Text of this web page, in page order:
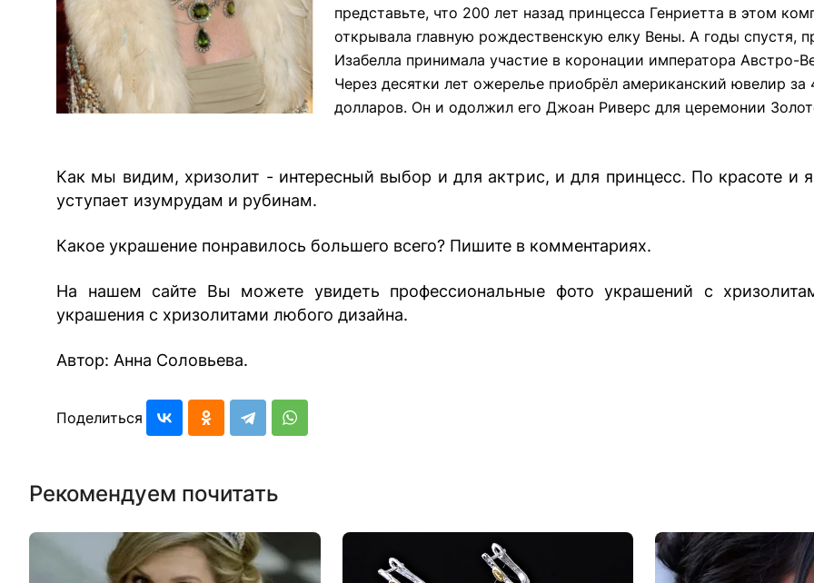
представьте, что 200 лет назад принцесса Генриетта в этом
открывала главную рождественскую елку Вены. А годы спустя,
Изабелла принимала участие в коронации императора Австро-
Через десятки лет ожерелье приобрёл американский ювелир за
долларов. Он и одолжил его Джоан Риверс для церемонии
Как мы видим, хризолит - интересный выбор и для актрис, и для принцесс. По красоте и
уступает изумрудам и рубинам.
Какое украшение понравилось большего всего? Пишите в комментариях.
На нашем сайте Вы можете увидеть профессиональные фото украшений с
украшения с хризолитами любого дизайна.
Автор: Анна Соловьева.
Поделиться:
Рекомендуем почитать